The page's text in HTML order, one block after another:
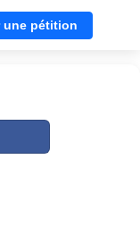
une pétition